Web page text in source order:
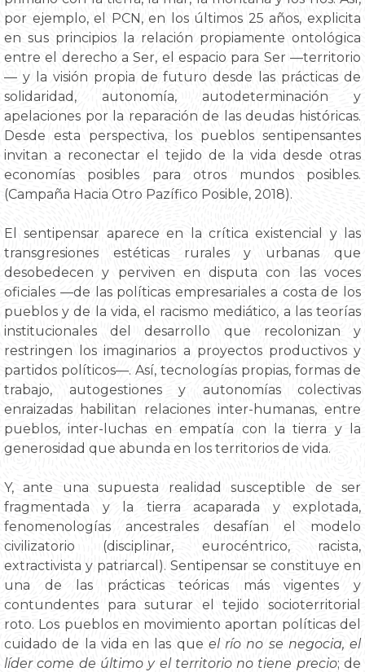
por ejemplo, el PCN, en los últimos 25 años, explicita
en sus principios la relación propiamente ontológica
entre el derecho a Ser, el espacio para Ser —territorio
— y la visión propia de futuro desde las prácticas de
solidaridad, autonomía, autodeterminación y
apelaciones por la reparación de las deudas históricas.
Desde esta perspectiva, los pueblos sentipensantes
invitan a reconectar el tejido de la vida desde otras
economías posibles para otros mundos posibles.
(Campaña Hacia Otro Pazífico Posible, 2018).
El sentipensar aparece en la crítica existencial y las
transgresiones estéticas rurales y urbanas que
desobedecen y perviven en disputa con las voces
oficiales —de las políticas empresariales a costa de los
pueblos y de la vida, el racismo mediático, a las teorías
institucionales del desarrollo que recolonizan y
restringen los imaginarios a proyectos productivos y
partidos políticos—. Así, tecnologías propias, formas de
trabajo, autogestiones y autonomías colectivas
enraizadas habilitan relaciones inter-humanas, entre
pueblos, inter-luchas en empatía con la tierra y la
generosidad que abunda en los territorios de vida.
Y, ante una supuesta realidad susceptible de ser
fragmentada y la tierra acaparada y explotada,
fenomenologías ancestrales desafían el modelo
civilizatorio (disciplinar, eurocéntrico, racista,
extractivista y patriarcal). Sentipensar se constituye en
una de las prácticas teóricas más vigentes y
contundentes para suturar el tejido socioterritorial
roto. Los pueblos en movimiento aportan políticas del
cuidado de la vida en las que el río no se negocia, el
líder come de último y el territorio no tiene precio; de